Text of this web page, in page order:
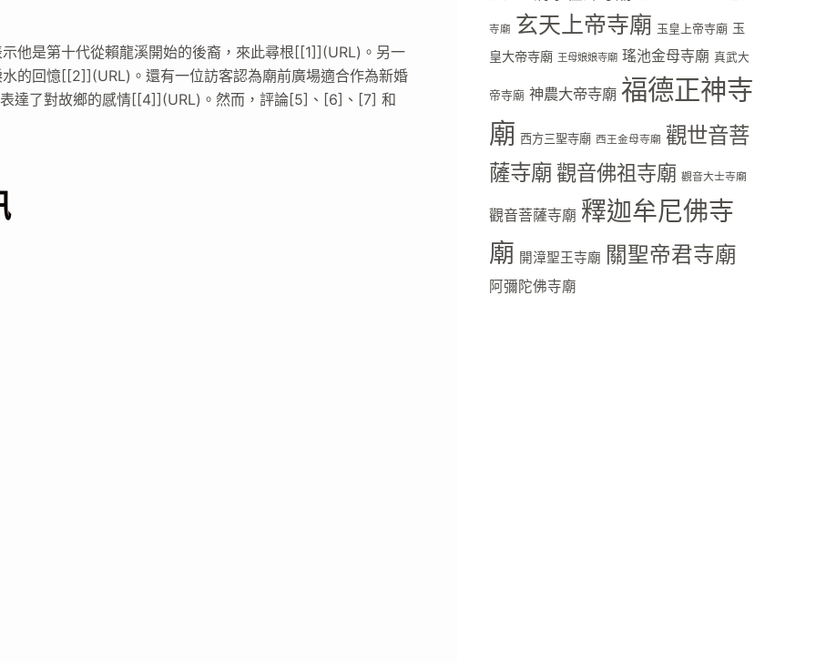
他是第十代從賴龍溪開始的後裔，來此尋根[[1]](URL)。另一
的回憶[[2]](URL)。還有一位訪客認為廟前廣場適合作為新婚
達了對故鄉的感情[[4]](URL)。然而，評論[5]、[6]、[7] 和
寺廟 玄天上帝寺廟 玉皇上帝寺廟 玉
皇大帝寺廟 王母娘娘寺廟 瑤池金母寺廟 真武大
帝寺廟 神農大帝寺廟 福德正神寺
廟 西方三聖寺廟 西王金母寺廟 觀世音菩
薩寺廟觀音佛祖寺廟 觀音大士寺廟
觀音菩薩寺廟 釋迦牟尼佛寺
廟 開漳聖王寺廟 關聖帝君寺廟
阿彌陀佛寺廟